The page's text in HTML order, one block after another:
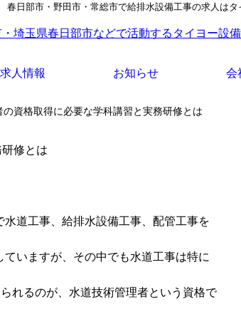
日部市・野田市・常総市で給排水設備工事の求人は
求人情報
詳しく知りた
お知らせ 会
資格取得に必要な学科講習と実務研修とは
修とは
道工事、給排水設備工事、配管工事を
いますが、その中でも水道工事は特に
れるのが、水道技術管理者という資格で